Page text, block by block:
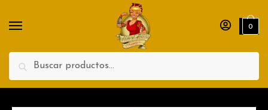
Search
0
Enviar